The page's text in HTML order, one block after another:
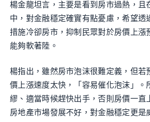
楊金龍坦言，主要是看到房市過熱，且
中，對金融穩定確實有點憂慮，希望透
措施冷卻房市，抑制民眾對於房價上漲
能夠軟著陸。
楊指出，雖然房市泡沫很難定義，但若
價上漲速度太快，「容易催化泡沫」。
繆、適當時候趕快出手，否則房價一直
房地產市場發展不好，對金融穩定更是